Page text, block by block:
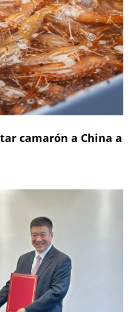
camarón a China a